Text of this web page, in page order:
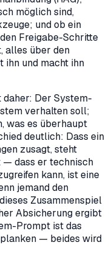
möglich sind,
und ob ein
Freigabe-Schritte
alles über den
ihn und macht ihn
Der System-
verhalten soll;
was es überhaupt
deutlich: Dass ein
zusagt, steht
dass er technisch
kann, ist eine
jemand den
Zusammenspiel
Absicherung ergibt
Prompt ist das
— beides wird